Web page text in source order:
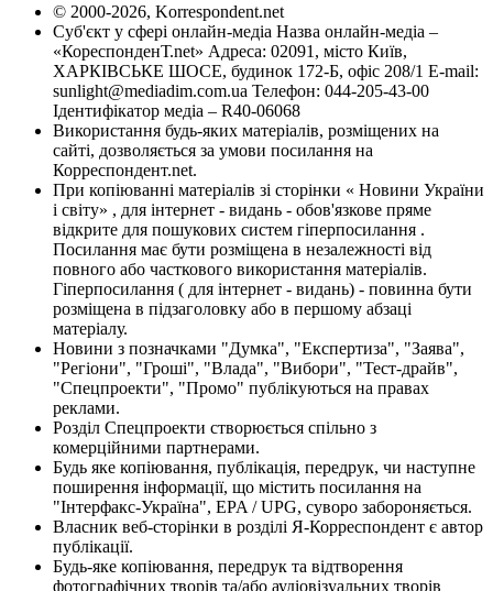
© 2000-2026, Korrespondent.net
Суб'єкт у сфері онлайн-медіа Назва онлайн-медіа –
«КореспонденТ.net» Адреса: 02091, місто Київ,
ХАРКІВСЬКЕ ШОСЕ, будинок 172-Б, офіс 208/1 E-mail:
sunlight@mediadim.com.ua Телефон: 044-205-43-00
Ідентифікатор медіа – R40-06068
Використання будь-яких матеріалів, розміщених на
сайті, дозволяється за умови посилання на
Корреспондент.net.
При копіюванні матеріалів зі сторінки « Новини України
і світу» , для інтернет - видань - обов'язкове пряме
відкрите для пошукових систем гіперпосилання .
Посилання має бути розміщена в незалежності від
повного або часткового використання матеріалів.
Гіперпосилання ( для інтернет - видань) - повинна бути
розміщена в підзаголовку або в першому абзаці
матеріалу.
Новини з позначками "Думка", "Експертиза", "Заява",
"Регіони", "Гроші", "Влада", "Вибори", "Тест-драйв",
"Спецпроекти", "Промо" публікуються на правах
реклами.
Розділ Спецпроекти створюється спільно з
комерційними партнерами.
Будь яке копіювання, публікація, передрук, чи наступне
поширення інформації, що містить посилання на
"Інтерфакс-Україна", EPA / UPG, суворо забороняється.
Власник веб-сторінки в розділі Я-Корреспондент є автор
публікації.
Будь-яке копіювання, передрук та відтворення
фотографічних творів та/або аудіовізуальних творів